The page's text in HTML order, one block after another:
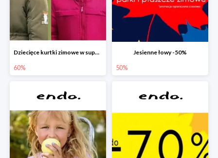
Dziecięce kurtki zimowe w super cenach!
60%
Jesienne łowy -50%
50%